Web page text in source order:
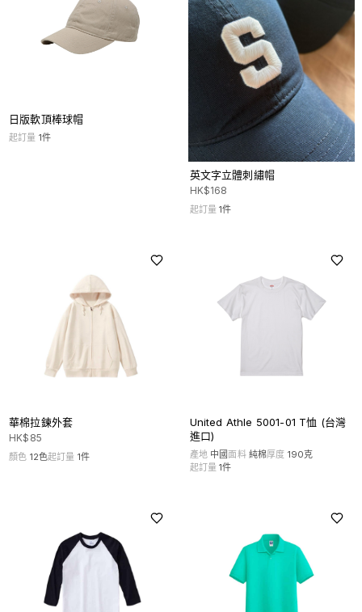
日版軟頂棒球帽
起訂量 1件
英文字立體刺繡帽
HK$168
起訂量 1件
華棉拉鍊外套
HK$ 85
顏色 12色起訂量 1件
United Athle 5001-01 T恤 (台灣
進口)
產地 中國面料 純棉厚度 190克
起訂量 1件